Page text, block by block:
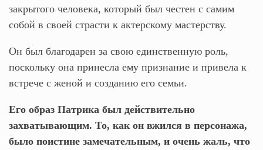
закрытого человека, который был честен с самим
собой в своей страсти к актерскому мастерству.
Он был благодарен за свою единственную роль,
поскольку она принесла ему признание и привела к
встрече с женой и созданию его семьи.
Его образ Патрика был действительно
захватывающим. То, как он вжился в персонажа,
было поистине замечательным, и очень жаль, что